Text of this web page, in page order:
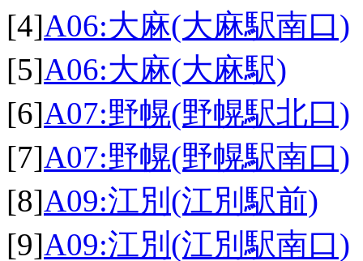
[4]A06:大麻(大麻駅南口)
[5]A06:大麻(大麻駅)
[6]A07:野幌(野幌駅北口)
[7]A07:野幌(野幌駅南口)
[8]A09:江別(江別駅前)
[9]A09:江別(江別駅南口)